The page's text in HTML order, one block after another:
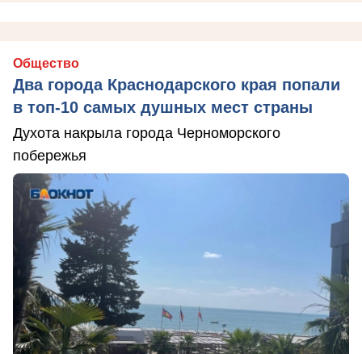
Общество
Два города Краснодарского края попали
в топ-10 самых душных мест страны
Духота накрыла города Черноморского
побережья